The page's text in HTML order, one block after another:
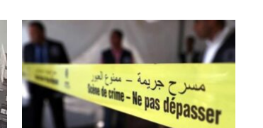
6:56
3:02
مصرع شابة ثلاثينية إثر سقوط سيارتها من منحدر خطير بالجرف الأصفر
3:04
توقيف “رضى الطالياني” بتهمة القيادة في حالة سكر و رفضه الامتثال للأمن